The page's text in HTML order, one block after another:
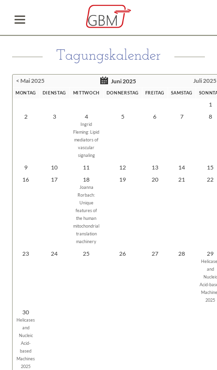
Tagungskalender
< Mai 2025 Juni 2025 Juli
MONTAG DIENSTAG MITTWOCH DONNERSTAG FREITAG SAMSTAG
1
2
3 4
Ingrid
Fleming: Lipid
mediators of
vascular
signaling
5 6 7 8
9 10 11 12 13 14
15
16
17 18
Joanna
Rorbach:
Unique
features of
the human
mitochondrial
translation
machinery
19 20 21 22
23 24 25 26 27 28 29
and
Nucleic
Acid-
2025
30
Helicases
and
Nucleic
Acid-
based
Machines
2025